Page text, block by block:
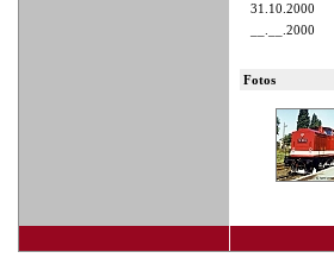
31.10.2000
__.__.2000
Fotos